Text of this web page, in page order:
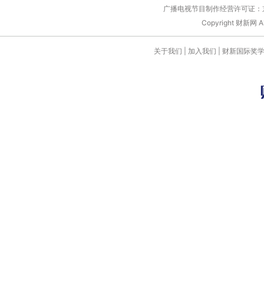
广播电视节目制作经营许可证
Copyright 财新网
关于我们 加入我们 财新国际奖